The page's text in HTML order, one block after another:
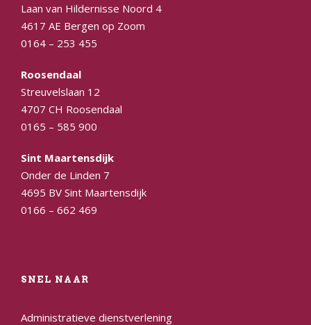
Laan van Hildernisse Noord 4
4617 AE Bergen op Zoom
0164 – 253 455
Roosendaal
Streuvelslaan 12
4707 CH Roosendaal
0165 – 585 900
Sint Maartensdijk
Onder de Linden 7
4695 BV Sint Maartensdijk
0166 – 662 469
SNEL NAAR
Administratieve dienstverlening